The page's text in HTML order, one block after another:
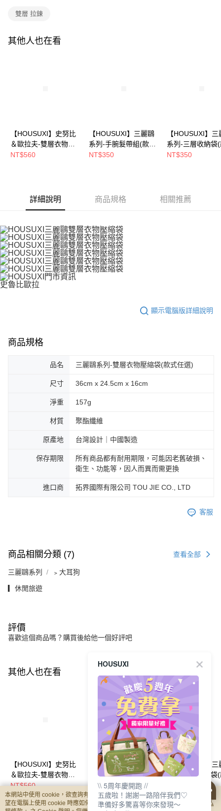
資料（包含姓名、電話或地址）提供予台灣大哥大進項蒐集、處理及利用，
3.完整用戶服務條款，請詳閱以下連結：
※ 交易是否成功請以「AFTEE先享後付 」之結帳頁面顯示為準，若有關於
時審查核予不同之上限額度；若仍有額度不足之情形，本公司將視審查結果
請求用戶進行身份認證。
５．嚴禁一人註冊多個帳號或使用他人資訊註冊。若發現惡意使用之情形，
付款後7-11取貨
宅配
雙層 拉鍊
其他人也在看
【HOUSUXI】史努比
＆歐拉夫-雙層衣物壓
縮袋(款式任選)【5周
NT$560
【HOUSUXI】三麗鷗
系列-手腕髮帶組(款式
可選)【5周年慶↘三件
NT$350
【HOUSUXI】三
系列-三層收納袋
任選)【5周年慶
NT$350
詳細說明 商品規格 相關推薦
史魯比歐拉
顯示電腦版詳細說明
商品規格
品名 三麗鷗系列-雙層衣物壓縮袋(款式任選)
尺寸 36cm x 24.5cm x 16cm
淨重 157g
材質 聚酯纖維
原產地 台灣設計｜中國製造
保存期限
所有商品都有耐用期限，可能因老舊破損、
衛生、功能等，因人而異而需更換
進口商 拓界國際有限公司 TOU JIE CO., LTD
客服
商品相關分類 (7) 查看全部
三麗鷗系列 ﹥大耳狗
▎休閒旅遊
評價
喜歡這個商品嗎？購買後給他一個好評吧
其他人也在看
【HOUSUXI】史努比
＆歐拉夫-雙層衣物壓
縮袋(款式任選)【5周
年慶↘三件75折】
NT$560
【HOUSUXI】三麗鷗
系列-手腕髮帶組(款式
可選)【5周年慶↘三件
75折】
NT$350
【HOUSUXI】三
系列-三層收納袋
任選)【5周年慶
75折】
本網站中使用 cookie，欲查詢有關本網站使用 cookie 方式之詳情，及若您不希
望在電腦上使用 cookie 時應如何變更電腦的 cookie 設定，請參閱本網站「
隱私
HOUSUXI
\\ 5周年慶開跑 //
五歲啦！謝謝一路陪伴我們♡
準備好多驚喜等你來發現～